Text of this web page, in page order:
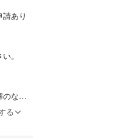
あり
。
のない
お気
る